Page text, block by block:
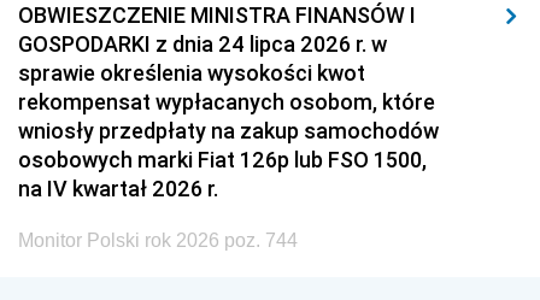
OBWIESZCZENIE MINISTRA FINANSÓW I
GOSPODARKI z dnia 24 lipca 2026 r. w
sprawie określenia wysokości kwot
rekompensat wypłacanych osobom, które
wniosły przedpłaty na zakup samochodów
osobowych marki Fiat 126p lub FSO 1500,
na IV kwartał 2026 r.
Monitor Polski rok 2026 poz. 744